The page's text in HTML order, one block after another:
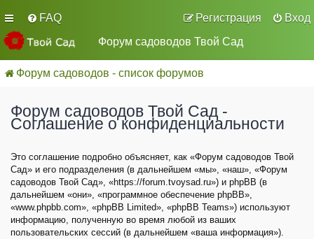
FAQ Вход
Регистрация
Форум садоводов Твой Сад
Форум садоводов - список форумов
Форум садоводов Твой Сад -
Соглашение о конфиденциальности
Это соглашение подробно объясняет, как «Форум садоводов Твой
Сад» и его подразделения (в дальнейшем «мы», «наш», «Форум
садоводов Твой Сад», «https://forum.tvoysad.ru») и phpBB (в
дальнейшем «они», «программное обеспечение phpBB»,
«www.phpbb.com», «phpBB Limited», «phpBB Teams») используют
информацию, полученную во время любой из ваших
пользовательских сессий (в дальнейшем «ваша информация»).